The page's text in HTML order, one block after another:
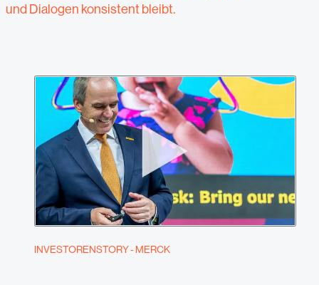
und Dialogen konsistent bleibt.
INVESTORENSTORY - MERCK